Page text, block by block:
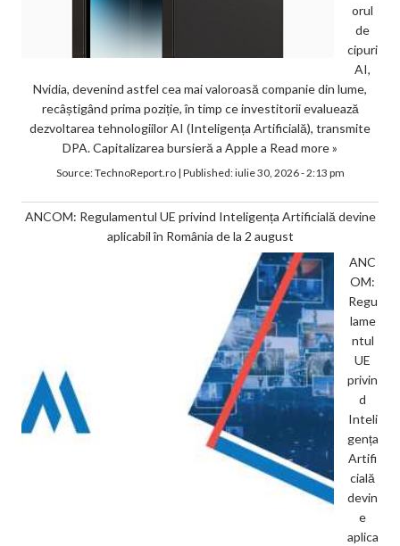
orul
de
cipuri
AI,
Nvidia, devenind astfel cea mai valoroasă companie din lume,
recâștigând prima poziție, în timp ce investitorii evaluează
dezvoltarea tehnologiilor AI (Inteligența Artificială), transmite
DPA. Capitalizarea bursieră a Apple a Read more »
Source:TechnoReport.ro| Published:iulie 30, 2026 - 2:13 pm
ANCOM: Regulamentul UE privind Inteligența Artificială devine
aplicabil în România de la 2 august
ANC
OM:
Regu
lame
ntul
UE
privin
d
Inteli
gența
Artifi
cială
devin
e
aplica